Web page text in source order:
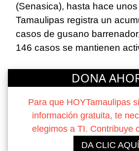
(Senasica), hasta hace
Tamaulipas registra un
casos de gusano
146 casos se mantienen
DONA
Para que HOYTamaulipas
información gratuita, te
elegimos a TI. Contribuye
DA CLIC AQUÍ